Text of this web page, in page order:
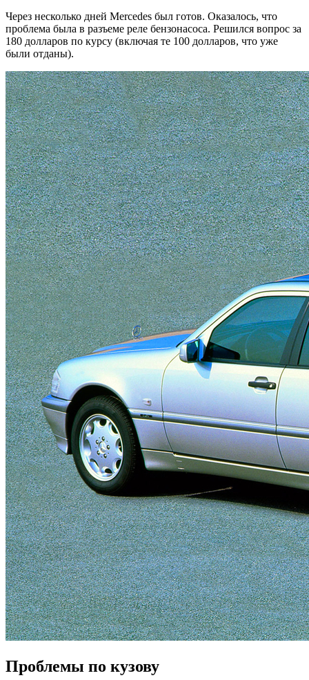
Через несколько дней Mercedes был готов. Оказалось, что
проблема была в разъеме реле бензонасоса. Решился вопрос за
180 долларов по курсу (включая те 100 долларов, что уже
были отданы).
Проблемы по кузову